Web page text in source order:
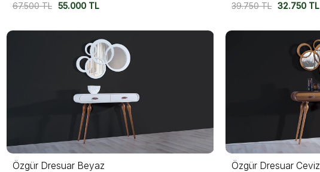
67.500TL 55.000TL 39.750TL 32.750 TL
Özgür Dresuar Beyaz Özgür Dresuar Ceviz